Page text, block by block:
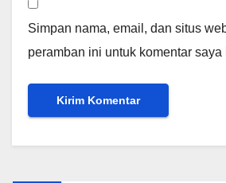
Simpan nama, email, dan situs
peramban ini untuk komentar saya